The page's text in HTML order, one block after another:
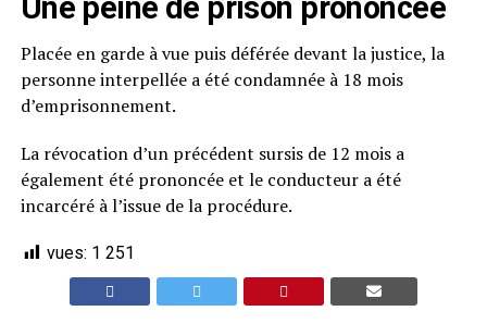
Une peine de prison prononcée
Placée en garde à vue puis déférée devant la justice, la
personne interpellée a été condamnée à 18 mois
d’emprisonnement.
La révocation d’un précédent sursis de 12 mois a
également été prononcée et le conducteur a été
incarcéré à l’issue de la procédure.
vues: 1 251